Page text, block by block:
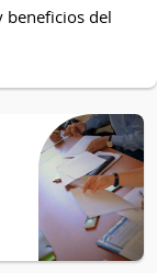
beneficios del